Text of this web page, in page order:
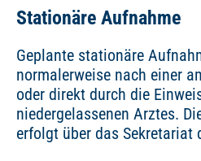
Stationäre Aufnahme
Geplante stationäre
normalerweise nach einer
oder direkt durch die
niedergelassenen Arztes.
erfolgt über das Sekretariat